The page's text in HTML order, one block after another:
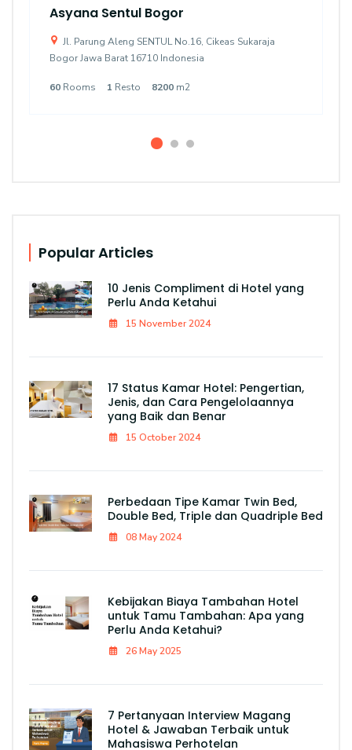
Asyana Sentul Bogor
Jl. Parung Aleng SENTUL No.16, Cikeas Sukaraja
Bogor Jawa Barat 16710 Indonesia
60 Rooms 1 Resto 8200 m2
Popular Articles
10 Jenis Compliment di Hotel yang
Perlu Anda Ketahui
15 November 2024
17 Status Kamar Hotel: Pengertian,
Jenis, dan Cara Pengelolaannya
yang Baik dan Benar
15 October 2024
Perbedaan Tipe Kamar Twin Bed,
Double Bed, Triple dan Quadriple Bed
08 May 2024
Kebijakan Biaya Tambahan Hotel
untuk Tamu Tambahan: Apa yang
Perlu Anda Ketahui?
26 May 2025
7 Pertanyaan Interview Magang
Hotel & Jawaban Terbaik untuk
Mahasiswa Perhotelan